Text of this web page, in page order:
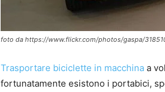
foto da https://www.flickr.com/photos/gaspa/
Trasportare biciclette in macchina a
fortunatamente esistono i portabici,